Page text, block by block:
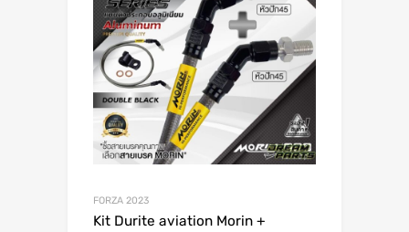
FORZA 2023
Kit Durite aviation Morin +